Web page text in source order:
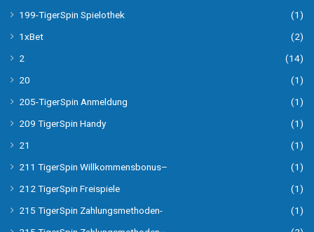
199-TigerSpin Spielothek
(1)
1xBet
(2)
2
(14)
20
(1)
205-TigerSpin Anmeldung
(1)
209 TigerSpin Handy
(1)
21
(1)
211 TigerSpin Willkommensbonus–
(1)
212 TigerSpin Freispiele
(1)
215 TigerSpin Zahlungsmethoden-
(1)